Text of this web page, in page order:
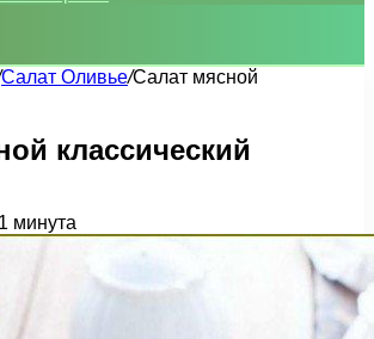
Салат Оливье/Салат мясной
классический
минута